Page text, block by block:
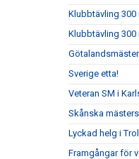
Klubbtävling
Klubbtävling
Sverige etta!
Veteran SM i
Skånska
Lyckad helg i
Framgångar för